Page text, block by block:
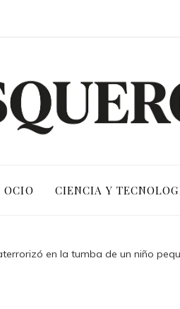
OCIO CIENCIA Y
en la tumba de un niño